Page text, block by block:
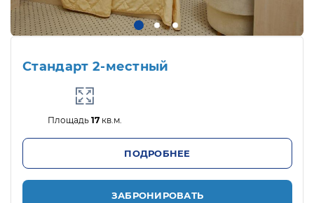
Стандарт 2-местный
Площадь 17кв.м.
ПОДРОБНЕЕ
ЗАБРОНИРОВАТЬ